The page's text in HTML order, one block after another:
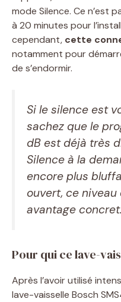
mode Silence. Ce n’est
à 20 minutes pour
cependant, cette
notamment pour
de s’endormir.
Si le silence est
sachez que le
dB est déjà très
Silence à la
encore plus
ouvert, ce
avantage concret.
Pour qui ce lave-
Après l’avoir utilisé
lave-vaisselle Bosch